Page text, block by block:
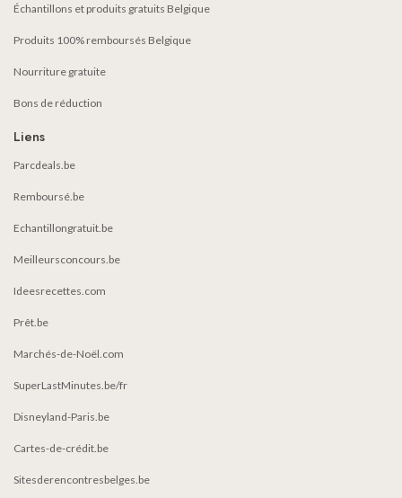
Échantillons et produits gratuits Belgique
Produits 100% remboursés Belgique
Nourriture gratuite
Bons de réduction
Liens
Parcdeals.be
Remboursé.be
Echantillongratuit.be
Meilleursconcours.be
Ideesrecettes.com
Prêt.be
Marchés-de-Noël.com
SuperLastMinutes.be/fr
Disneyland-Paris.be
Cartes-de-crédit.be
Sitesderencontresbelges.be